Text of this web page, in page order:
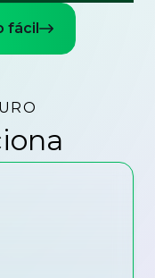
fácil